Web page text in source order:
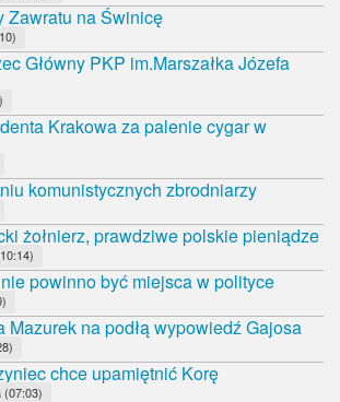
Zawratu na Świnicę
Główny PKP im.Marszałka Józefa
Krakowa za palenie cygar w
komunistycznych zbrodniarzy
żołnierz, prawdziwe polskie pieniądze
powinno być miejsca w polityce
Mazurek na podłą wypowiedź Gajosa
chce upamiętnić Korę
(07:03)